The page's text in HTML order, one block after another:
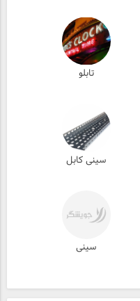
تابلو
سینی کابل
سینی